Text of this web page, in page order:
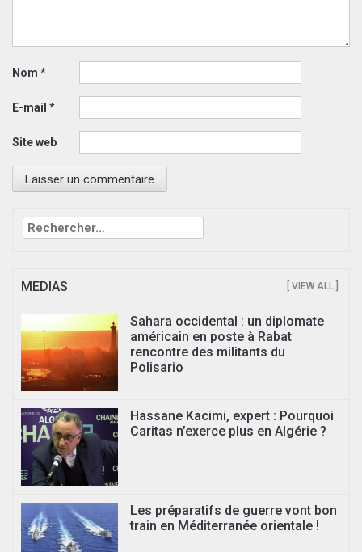
Nom *
E-mail *
Site web
Rechercher :
MEDIAS [ VIEW ALL ]
Sahara occidental : un diplomate
américain en poste à Rabat
rencontre des militants du
Polisario
Hassane Kacimi, expert : Pourquoi
Caritas n’exerce plus en Algérie ?
Les préparatifs de guerre vont bon
train en Méditerranée orientale !